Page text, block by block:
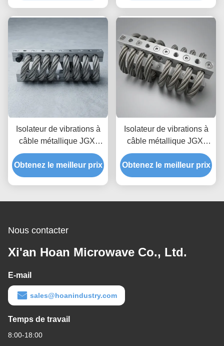
Isolateur de vibrations à
câble métallique JGX-
2228D-860B, prototypage
rapide, assemblage
rapide, support antichoc
Obtenez le meilleur prix
Isolateur de vibrations à
câble métallique JGX-
1598D-515B offrant une
capacité de charge
évolutive et une isolation
Obtenez le meilleur prix
Nous contacter
Xi'an Hoan Microwave Co., Ltd.
E-mail
sales@hoanindustry.com
Temps de travail
8:00-18:00